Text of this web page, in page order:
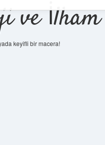
ve İlham
keyifli bir macera!